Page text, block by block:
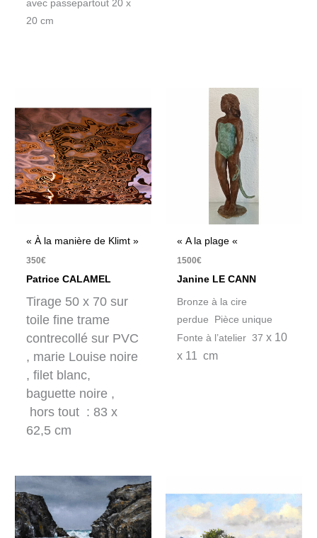
avec passepartout 20 x
20 cm
« À la manière de Klimt »
350€
Patrice CALAMEL
Tirage 50 x 70 sur
toile fine trame
contrecollé sur PVC
, marie Louise noire
, filet blanc,
baguette noire ,
hors tout : 83 x
62,5 cm
« A la plage «
1500€
Janine LE CANN
Bronze à la cire
perdue Pièce unique
Fonte à l’atelier 37x 10
x 11 cm